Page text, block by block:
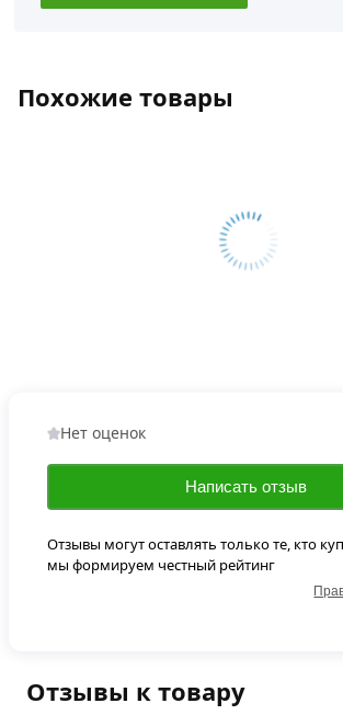
Похожие товары
Отзывы к товару
Нет оценок
Написать отзыв
Отзывы могут оставлять только те, кто
мы формируем честный рейтинг